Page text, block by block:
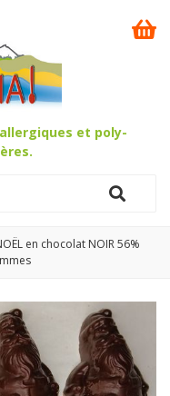
et poly-
en chocolat NOIR 56%